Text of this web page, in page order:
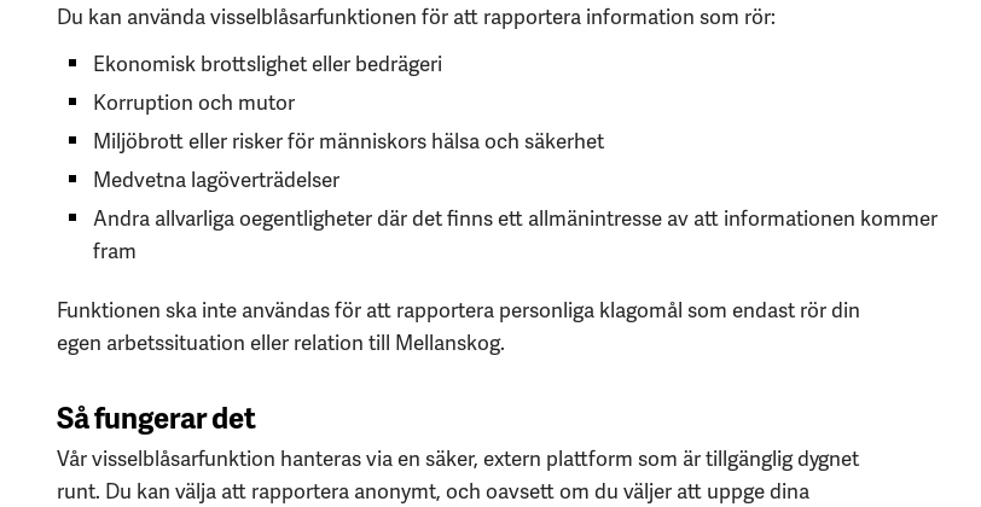
Du kan använda visselblåsarfunktionen för att rapportera information som rör:
Ekonomisk brottslighet eller bedrägeri
Korruption och mutor
Miljöbrott eller risker för människors hälsa och säkerhet
Medvetna lagöverträdelser
Andra allvarliga oegentligheter där det finns ett allmänintresse av att informationen kommer
fram
Funktionen ska inte användas för att rapportera personliga klagomål som endast rör din
egen arbetssituation eller relation till Mellanskog.
Så fungerar det
Vår visselblåsarfunktion hanteras via en säker, extern plattform som är tillgänglig dygnet
runt. Du kan välja att rapportera anonymt, och oavsett om du väljer att uppge dina